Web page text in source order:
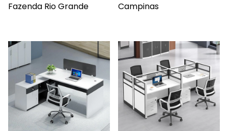
Fazenda Rio Grande
Campinas